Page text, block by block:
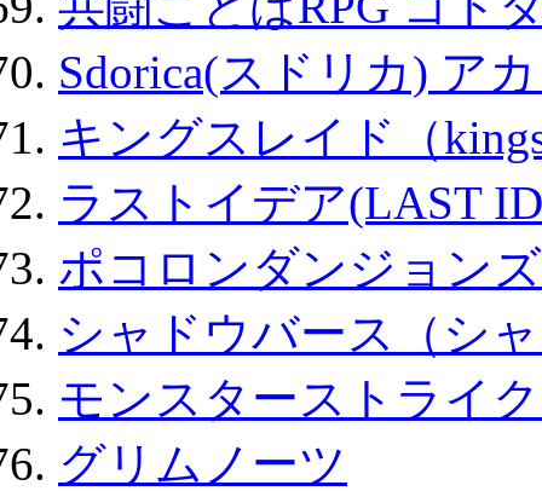
Sdorica(スドリカ) ア
キングスレイド（
ラストイデア(LAST
ポコロンダンジョン
シャドウバース（シ
モンスターストライ
グリムノーツ